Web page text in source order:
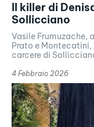
Il killer di
Sollicciano
Vasile
Prato e Montecatini,
carcere di
4 Febbraio 2026